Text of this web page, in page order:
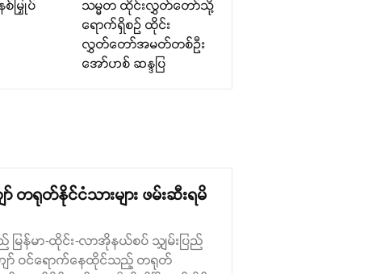
စ်မြှုပ်
သမ္မတ ထိုင်းလွှတ်တော်သို့
ရောက်ရှိစဉ် ထိုင်း
လွှတ်တော်အမတ်တစ်ဦး
အော်ဟစ် ဆန္ဒပြ
ရုတ်နိုင်ငံသားများ ဖမ်းဆီးရမိ
န်မာ-ထိုင်း-လာအိုနယ်စပ် သျှမ်းပြည်
ော် ဝင်ရောက်နေထိုင်သည့် တရုတ်